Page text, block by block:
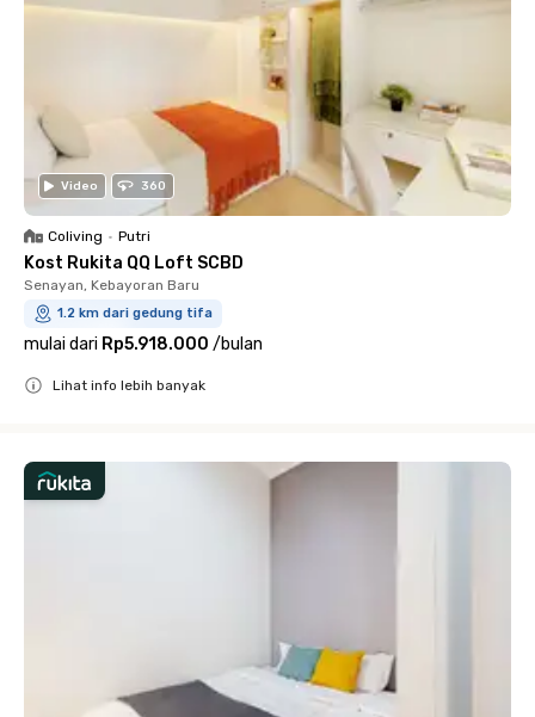
Video 360
Coliving • Putri
Kost Rukita QQ Loft SCBD
Senayan, Kebayoran Baru
1.2 km dari gedung tifa
mulai dari Rp5.918.000 /bulan
Lihat info lebih banyak